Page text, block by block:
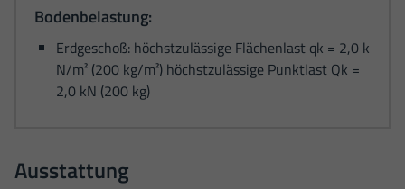
Bodenbelastung:
Erdgeschoß: höchstzulässige Flächenlast qk = 2,0 k
N/m² (200 kg/m²) höchstzulässige Punktlast Qk =
2,0 kN (200 kg)
Ausstattung